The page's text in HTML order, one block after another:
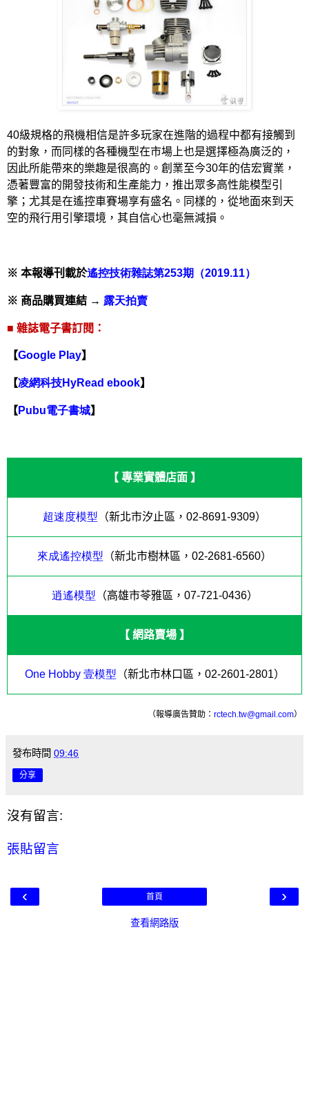
40級規格的飛機相信是許多玩家在進階的過程中都有接觸到
的對象，而同樣的各種機型在市場上也是選擇極為廣泛的，
因此所能帶來的樂趣是很高的。創業至今30年的佶宏實業，
憑著豐富的開發技術和生產能力，推出眾多高性能模型引
擎；尤其是在遙控車賽場享有盛名。同樣的，從地面來到天
空的飛行用引擎環境，其自信心也毫無減損。
※ 本報導刊載於遙控技術雜誌第253期（2019.11）
※ 商品購買連結 → 露天拍賣
■ 雜誌電子書訂閱：
【Google Play】
【凌網科技HyRead ebook】
【 Pubu電子書城】
【 專業實體店面 】
超速度模型 （新北市汐止區， 02-8691-9309）
來成遙控模型 （新北市樹林區， 02-2681-6560）
逍遙模型 （高雄市苓雅區， 07-721-0436）
【 網路賣場 】
One Hobby 壹模型 （新北市林口區， 02-2601-2801）
（報導廣告贊助： rctech.tw@gmail.com）
發布時間 09:46
分享
沒有留言:
張貼留言
‹ ›
首頁
查看網路版